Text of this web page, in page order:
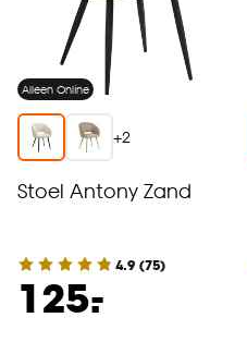
Alleen Online
+2
Stoel Antony Zand
4.9 (75)
125.
-